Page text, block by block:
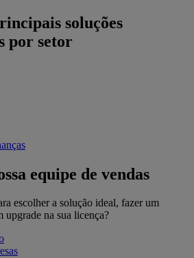
soluções
por setor
equipe de vendas
escolher a solução ideal, fazer um
upgrade na sua licença?